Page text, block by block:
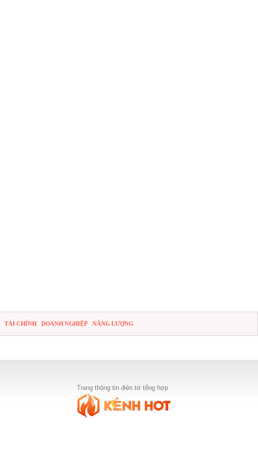
TÀI CHÍNH DOANH NGHIỆP NĂNG LƯỢNG
Trang thông tin điện tử tổng hợp